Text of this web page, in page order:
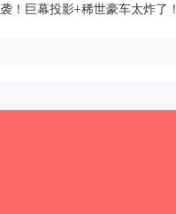
袭！巨幕投影+稀世豪车太炸了！